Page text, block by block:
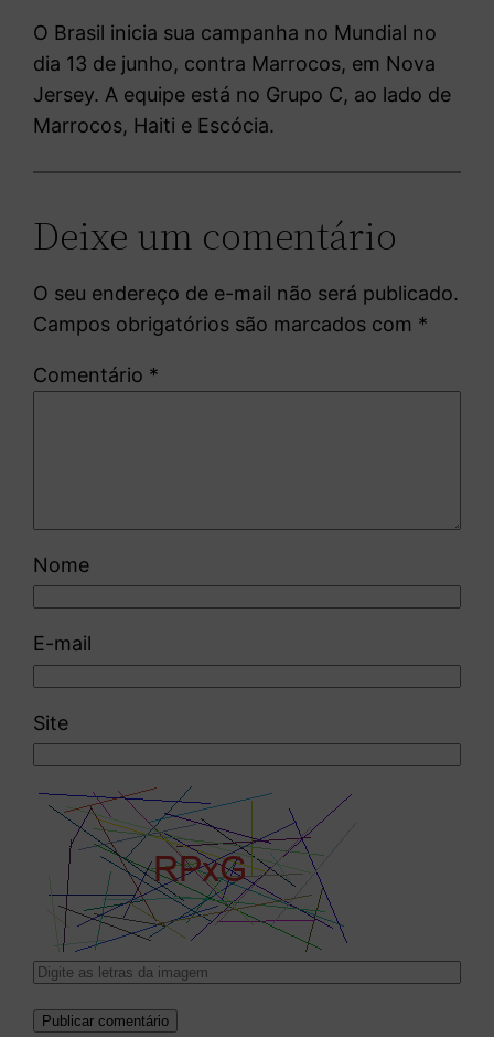
O Brasil inicia sua campanha no Mundial no
dia 13 de junho, contra Marrocos, em Nova
Jersey. A equipe está no Grupo C, ao lado de
Marrocos, Haiti e Escócia.
Deixe um comentário
O seu endereço de e-mail não será publicado.
Campos obrigatórios são marcados com *
Comentário *
Nome
E-mail
Site